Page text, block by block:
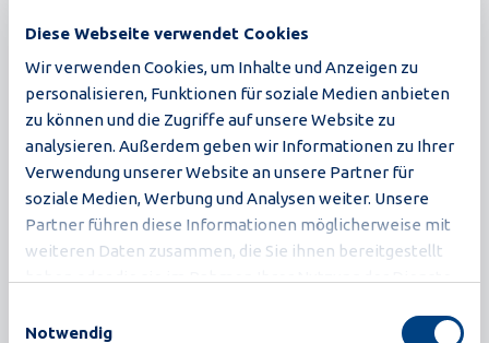
Diese Webseite verwendet Cookies
Wir verwenden Cookies, um Inhalte und Anzeigen zu
personalisieren, Funktionen für soziale Medien anbieten
zu können und die Zugriffe auf unsere Website zu
analysieren. Außerdem geben wir Informationen zu Ihrer
Verwendung unserer Website an unsere Partner für
soziale Medien, Werbung und Analysen weiter. Unsere
Partner führen diese Informationen möglicherweise mit
weiteren Daten zusammen, die Sie ihnen bereitgestellt
Notwendig
Entdecken Sie unsere Handling für Verpackung,
Verarbeitung, Geschäftsabläufe und Handling
Suchen Sie ein anderes Produkt